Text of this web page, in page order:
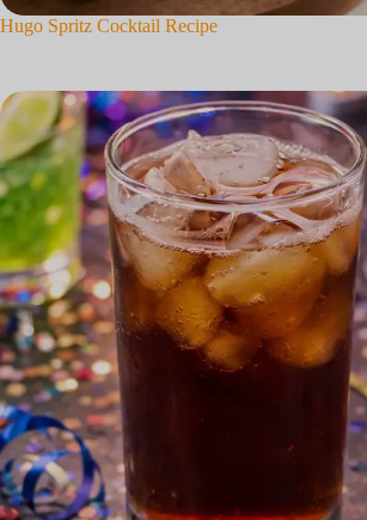
Hugo Spritz Cocktail Recipe